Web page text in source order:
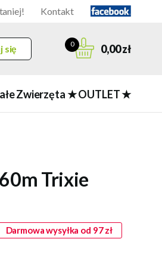
Kontakt
się 0 0,00 zł
Zwierzęta★ OUTLET ★
Trixie
Darmowa wysyłka od 97 zł